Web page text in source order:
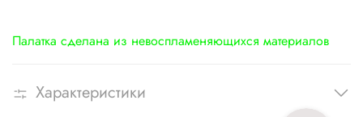
Палатка сделана из невоспламеняющихся материалов
Характеристики